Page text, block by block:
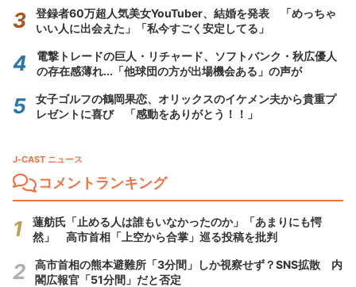
登録者60万超人気美女YouTuber、結婚を発表 「めっちゃ
いい人に出会えた」「私今すごく安定してる」
電撃トレードの巨人・リチャード、ソフトバンク・秋広優人
の存在感薄れ...「他球団の方が出場機会ある」の声が
女子ゴルフの鶴岡果恋、オリックスのイケメン夫から貴重プ
レゼントに喜び 「感動をありがとう！！」
J-CAST ニュース
コメントランキング
蓮舫氏「止める人は誰もいなかったのか」「あまりにも愕
然」 高市首相「上空から合掌」巡る投稿を批判
高市首相の熊本避難所「3分間」しか視察せず？SNS拡散 内
閣広報官「51分間」だと否定